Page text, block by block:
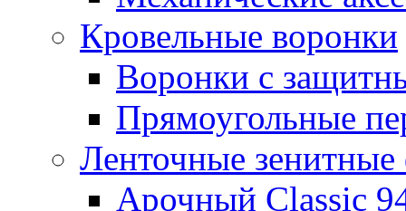
Кровельные воронки
Воронки с
Прямоугольные
Ленточные
Арочный Classic